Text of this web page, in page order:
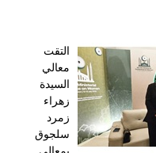
التقت
معالي
السيدة
زهراء
زمرد
سلجوق